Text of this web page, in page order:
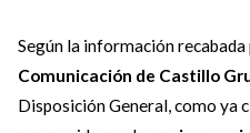
Según la información recabada
Comunicación de Castillo
Disposición General, como ya